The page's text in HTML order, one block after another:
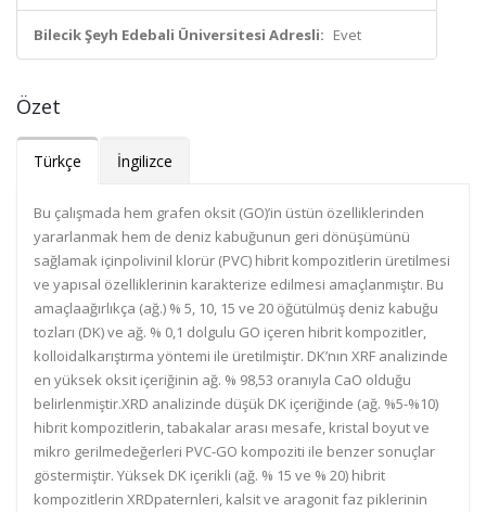
Bilecik Şeyh Edebali Üniversitesi Adresli: Evet
Özet
Türkçe İngilizce
Bu çalışmada hem grafen oksit (GO)’in üstün özelliklerinden
yararlanmak hem de deniz kabuğunun geri dönüşümünü
sağlamak içinpolivinil klorür (PVC) hibrit kompozitlerin üretilmesi
ve yapısal özelliklerinin karakterize edilmesi amaçlanmıştır. Bu
amaçlaağırlıkça (ağ.) % 5, 10, 15 ve 20 öğütülmüş deniz kabuğu
tozları (DK) ve ağ. % 0,1 dolgulu GO içeren hibrit kompozitler,
kolloidalkarıştırma yöntemi ile üretilmiştir. DK’nın XRF analizinde
en yüksek oksit içeriğinin ağ. % 98,53 oranıyla CaO olduğu
belirlenmiştir.XRD analizinde düşük DK içeriğinde (ağ. %5-%10)
hibrit kompozitlerin, tabakalar arası mesafe, kristal boyut ve
mikro gerilmedeğerleri PVC-GO kompoziti ile benzer sonuçlar
göstermiştir. Yüksek DK içerikli (ağ. % 15 ve % 20) hibrit
kompozitlerin XRDpaternleri, kalsit ve aragonit faz piklerinin